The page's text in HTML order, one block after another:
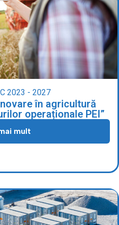
2023 - 2027
în agricultură
operaționale PEI”
mult